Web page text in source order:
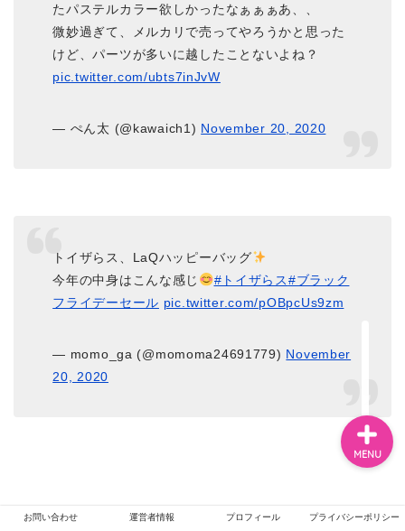
たパステルカラー欲しかったなぁぁぁあ、、
微妙過ぎて、メルカリで売ってやろうかと思った
けど、パーツが多いに越したことないよね？
pic.twitter.com/ubts7inJvW
— ぺん太 (@kawaich1) November 20, 2020
トイザらス、LaQハッピーバッグ
今年の中身はこんな感じ
#トイザらス#ブラック
フライデーセール pic.twitter.com/pOBpcUs9zm
— momo_ga (@momoma24691779) November
20, 2020
お問い合わせ 運営者情報 プロフィール プライバシーポリシー
MENU
エンタメ
ジャニーズ
テレビ・ライブイベント